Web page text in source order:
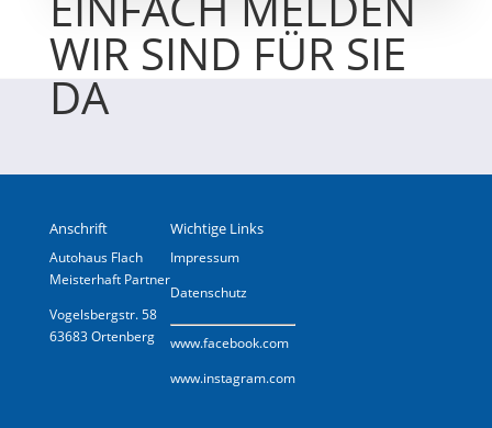
WIR SIND FÜR SIE
DA
Anschrift
Autohaus Flach
Meisterhaft Partner
Vogelsbergstr. 58
63683 Ortenberg
Wichtige Links
Impressum
Datenschutz
www.facebook.com
www.instagram.com